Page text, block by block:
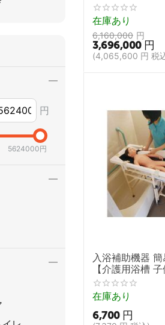
プレスト（P220
ー）緊急下降付き
在庫あり
6,160,000 円
3,696,000 円
(4,065,600 円 税
入浴補助機器
【介護用浴槽
日本育児 入浴補
在庫あり
6,700 円
円
5624000円